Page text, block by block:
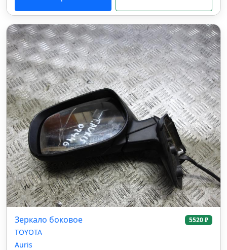
Зеркало боковое 5520 ₽
TOYOTA
Auris